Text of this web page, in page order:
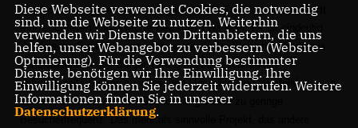
Die Schließung der auf Antrag der CDU-Fraktion in der Stadt
eingerichteten City-Wache bedauern wirsehr. Es ist eindeutig
das falsche Signal für das sehr verständliche Sicherheitsbedürfnis
der Bürgerinnen und Bürger. Einzig die zu beschränkten
Öffnungszeiten ließen zu wünschen übrig. Sie sind zweifelsfrei auch
der Grund für die von den Gegnern angeführte zu geringe
Besucherfrequenz. Das mehr als sinnvolle Projekt, das andere
Diese Webseite verwendet Cookies, die notwendig
sind, um die Webseite zu nutzen. Weiterhin
verwenden wir Dienste von Drittanbietern, die uns
helfen, unser Webangebot zu verbessern (Website-
Optmierung). Für die Verwendung bestimmter
Dienste, benötigen wir Ihre Einwilligung. Ihre
Einwilligung können Sie jederzeit widerrufen. Weitere
Informationen finden Sie in unserer
Datenschutzerklärung.